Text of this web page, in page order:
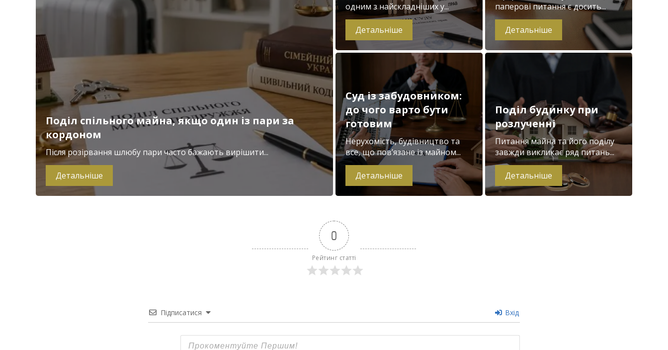
Поділ спільного майна, якщо один із пари за
кордоном
Після розірвання шлюбу пари часто бажають вирішити...
Детальніше
одним з найскладніших у...
Детальніше
паперові питання є досить...
Детальніше
Суд із забудовником:
до чого варто бути
готовим
Нерухомість, будівництво та
все, що пов’язане із майном...
Детальніше
Поділ будинку при
розлученні
Питання майна та його поділу
завжди викликає ряд питань...
Детальніше
0
Рейтинг статті
Підписатися Вхід